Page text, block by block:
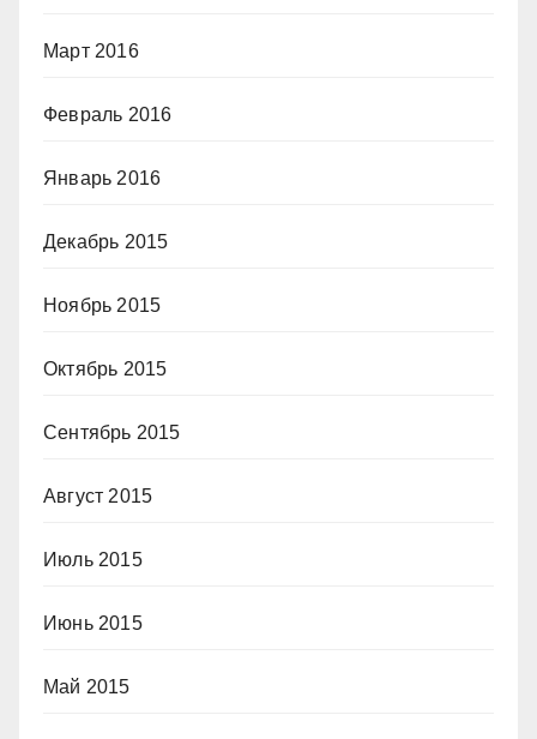
Март 2016
Февраль 2016
Январь 2016
Декабрь 2015
Ноябрь 2015
Октябрь 2015
Сентябрь 2015
Август 2015
Июль 2015
Июнь 2015
Май 2015